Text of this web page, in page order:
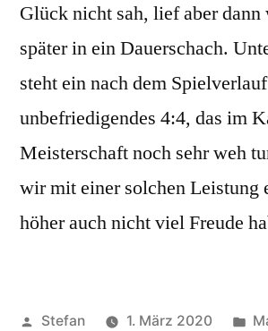
Glück nicht sah, lief aber dann
später in ein Dauerschach.
steht ein nach dem
unbefriedigendes 4:4, das im
Meisterschaft noch sehr weh
wir mit einer solchen Leistung
höher auch nicht viel Freude
Veröffentlicht
Stefan 1. März 2020